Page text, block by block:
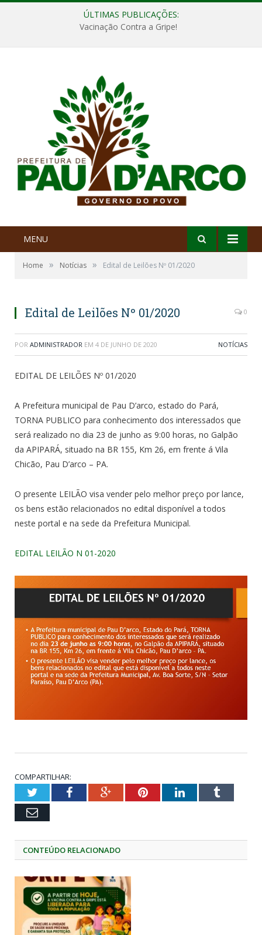
ÚLTIMAS PUBLICAÇÕES:
Vacinação Contra a Gripe!
MENU
Home » Notícias » Edital de Leilões Nº 01/2020
Edital de Leilões Nº 01/2020 0
POR ADMINISTRADOR EM 4 DE JUNHO DE 2020 NOTÍCIAS
EDITAL DE LEILÕES Nº 01/2020
A Prefeitura municipal de Pau D’arco, estado do Pará,
TORNA PUBLICO para conhecimento dos interessados que
será realizado no dia 23 de junho as 9:00 horas, no Galpão
da APIPARÁ, situado na BR 155, Km 26, em frente á Vila
Chicão, Pau D’arco – PA.
O presente LEILÃO visa vender pelo melhor preço por lance,
os bens estão relacionados no edital disponível a todos
neste portal e na sede da Prefeitura Municipal.
EDITAL LEILÃO N 01-2020
COMPARTILHAR:
TwitterFacebookGoogle+PinterestLinkedInTumblr
Email
CONTEÚDO RELACIONADO